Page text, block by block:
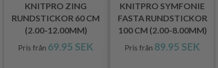
KNITPRO ZING
RUNDSTICKOR 60 CM
(2.00-12.00MM)
Pris från 69.95 SEK
KNITPRO SYMFONIE
FASTA RUNDSTICKOR
100 CM (2.00-8.00MM)
Pris från 89.95 SEK